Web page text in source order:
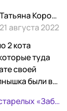
Татьяна Королёва
21 августа 2022
2 кота
туда
своей
были в
м рычанием иЧастный дом престарелых «Забота» Голицыно